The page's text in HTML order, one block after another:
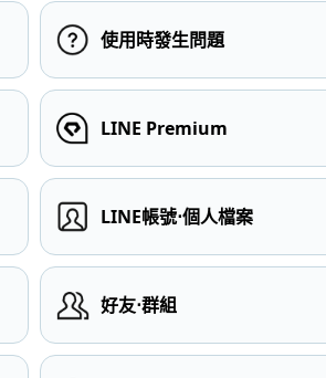
使用時發生問題
LINE Premium
LINE帳號⋅個人檔案
好友⋅群組